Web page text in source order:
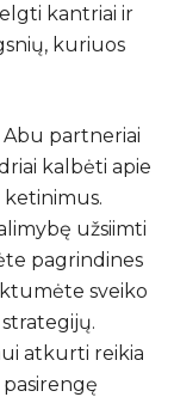
kantriai ir
kuriuos
Abu partneriai
kalbėti apie
ketinimus.
užsiimti
pagrindines
sveiko
atkurti reikia